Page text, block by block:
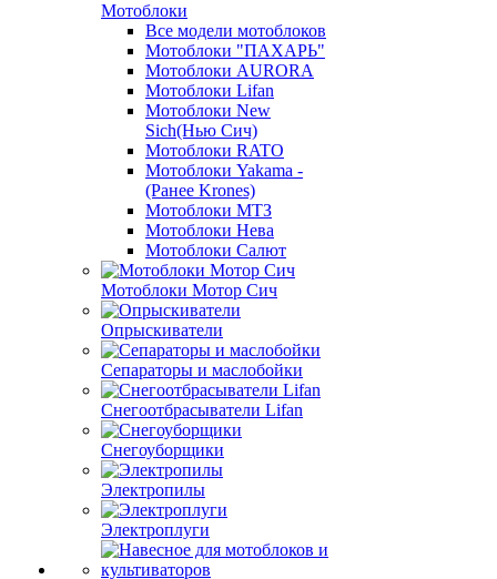
Мотоблоки
Все модели мотоблоков
Мотоблоки "ПАХАРЬ"
Мотоблоки AURORA
Мотоблоки Lifan
Мотоблоки New
Sich(Нью Сич)
Мотоблоки RATO
Мотоблоки Yakama -
(Ранее Krones)
Мотоблоки МТЗ
Мотоблоки Нева
Мотоблоки Салют
Мотоблоки Мотор Сич
Опрыскиватели
Сепараторы и маслобойки
Снегоотбрасыватели Lifan
Снегоуборщики
Электропилы
Электроплуги